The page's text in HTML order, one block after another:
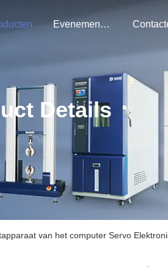
Evenementen
Details
van het computer Servo